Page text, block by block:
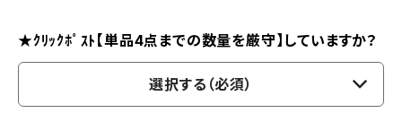
★ｸﾘｯｸﾎﾟｽﾄ【単品4点までの数量を厳守】していますか？
選択する（必須）